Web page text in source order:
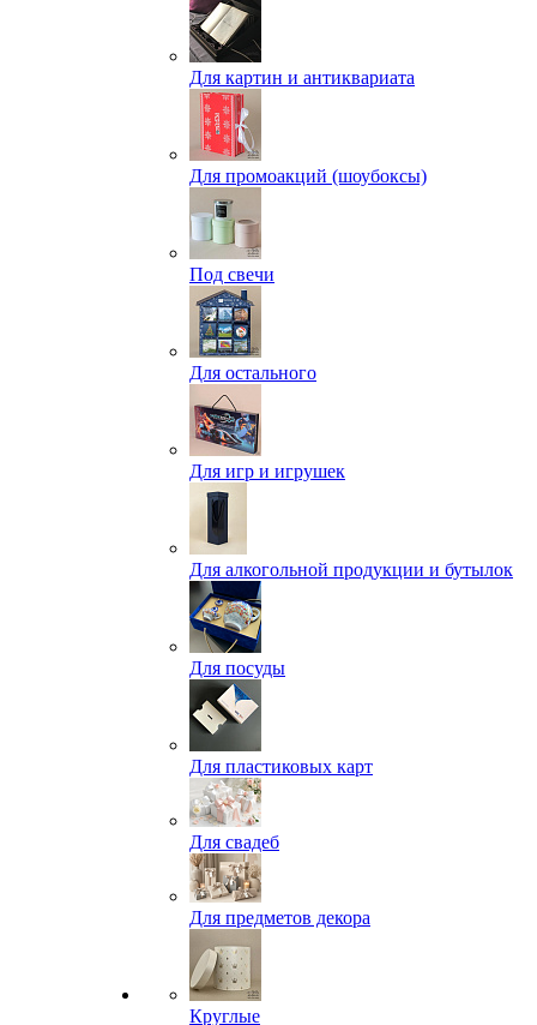
Для картин и антиквариата
Для промоакций (шоубоксы)
Под свечи
Для остального
Для игр и игрушек
Для алкогольной продукции и бутылок
Для посуды
Для пластиковых карт
Для свадеб
Для предметов декора
Круглые